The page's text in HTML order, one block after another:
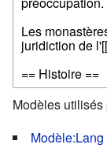
Modèles utilisés
Modèle:Lang